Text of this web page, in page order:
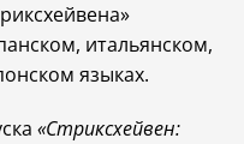
итальянском,
языках.
«Стриксхейвен: